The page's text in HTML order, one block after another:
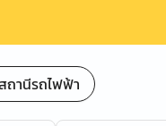
ถานีรถไฟฟ้า